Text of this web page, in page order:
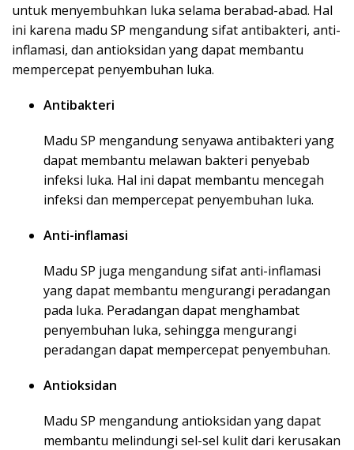
untuk menyembuhkan luka selama berabad-abad. Hal
ini karena madu SP mengandung sifat antibakteri, anti-
inflamasi, dan antioksidan yang dapat membantu
mempercepat penyembuhan luka.
Antibakteri
Madu SP mengandung senyawa antibakteri yang
dapat membantu melawan bakteri penyebab
infeksi luka. Hal ini dapat membantu mencegah
infeksi dan mempercepat penyembuhan luka.
Anti-inflamasi
Madu SP juga mengandung sifat anti-inflamasi
yang dapat membantu mengurangi peradangan
pada luka. Peradangan dapat menghambat
penyembuhan luka, sehingga mengurangi
peradangan dapat mempercepat penyembuhan.
Antioksidan
Madu SP mengandung antioksidan yang dapat
membantu melindungi sel-sel kulit dari kerusakan